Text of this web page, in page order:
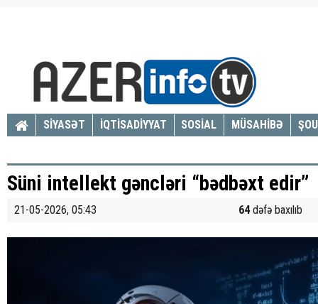
SİYASƏT İQTİSADİYYAT SOSİAL MÜSAHİBƏ
Süni intellekt gəncləri “bədbəxt edir”
21-05-2026, 05:43 64dəfə baxılıb